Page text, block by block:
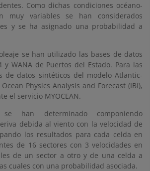
Como dichas condiciones océano-
muy variables se han considerados
y se ha asignado una probabilidad a
se han utilizado las bases de datos
y WANA de Puertos del Estado. Para las
de datos sintéticos del modelo Atlantic-
Physics Analysis and Forecast (IBI),
el servicio MYOCEAN.
se han determinado componiendo
debida al viento con la velocidad de
los resultados para cada celda en
de 16 sectores con 3 velocidades en
de un sector a otro y de una celda a
cuales con una probabilidad asociada.